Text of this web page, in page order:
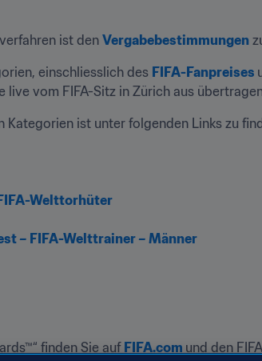
ist den Vergabebestimmungen
einschliesslich des FIFA-Fanpreises
live vom FIFA-Sitz in Zürich aus
ist unter folgenden Links zu
Welttorhüter
– FIFA-Welttrainer – Männer
finden Sie auf FIFA.com und den